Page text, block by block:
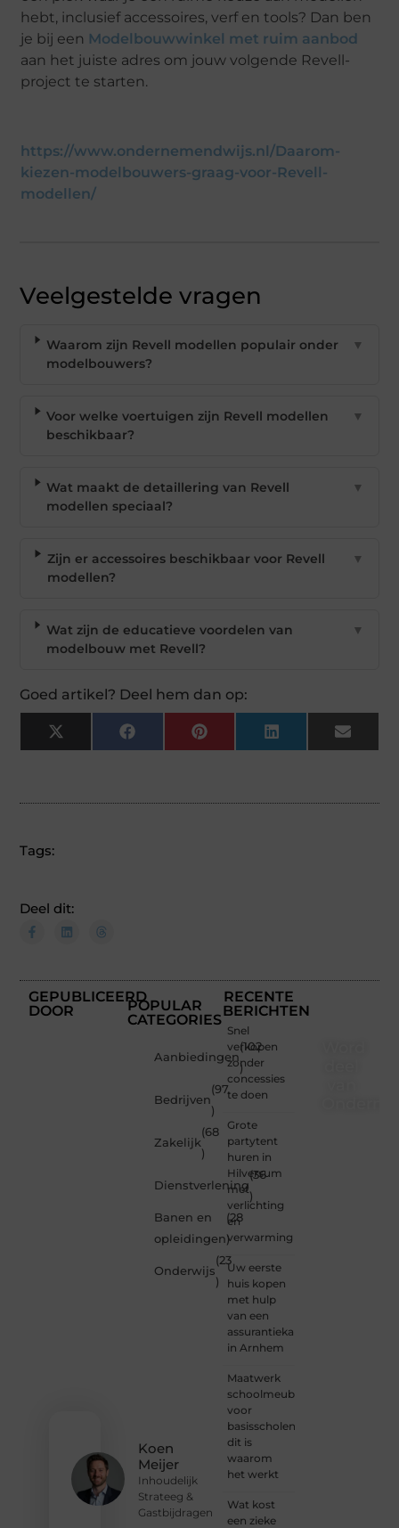
hebt, inclusief accessoires, verf en tools? Dan ben
je bij een Modelbouwwinkel met ruim aanbod
aan het juiste adres om jouw volgende Revell-
project te starten.
https://www.ondernemendwijs.nl/Daarom-
kiezen-modelbouwers-graag-voor-Revell-
modellen/
Veelgestelde vragen
Waarom zijn Revell modellen populair onder
modelbouwers?
▼
Voor welke voertuigen zijn Revell modellen
beschikbaar?
▼
Wat maakt de detaillering van Revell
modellen speciaal?
▼
Zijn er accessoires beschikbaar voor Revell
modellen?
▼
Wat zijn de educatieve voordelen van
modelbouw met Revell?
▼
Goed artikel? Deel hem dan op:
X
(Twitter)
Facebook Pinterest LinkedIn Email
Tags:
Deel dit:
GEPUBLICEERD
DOOR
Koen
Meijer
Inhoudelijk
Strateeg &
Gastbijdragen
POPULAR
CATEGORIES
Aanbiedingen
(102
)
Bedrijven
(97
)
Zakelijk
(68
)
Dienstverlening
(36
)
Banen en
opleidingen
(28
)
Onderwijs
(23
)
RECENTE
BERICHTEN
Snel
verkopen
zonder
concessies
te doen
Grote
partytent
huren in
Hilversum
met
verlichting
en
verwarming
Uw eerste
huis kopen
met hulp
van een
assurantiekantoor
in Arnhem
Maatwerk
schoolmeubilair
voor
basisscholen:
dit is
waarom
het werkt
Wat kost
een zieke